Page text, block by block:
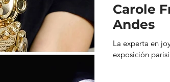
Carole
Andes
La experta en
exposición